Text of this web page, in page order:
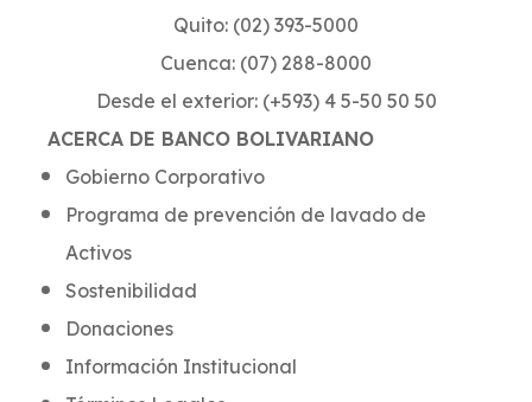
ACERCA DE BANCO BOLIVARIANO
Gobierno Corporativo
Programa de prevención de lavado de
Activos
Sostenibilidad
Donaciones
Información Institucional
Quito: (02) 393-5000
Cuenca: (07) 288-8000
Desde el exterior: (+593) 4 5-50 50 50